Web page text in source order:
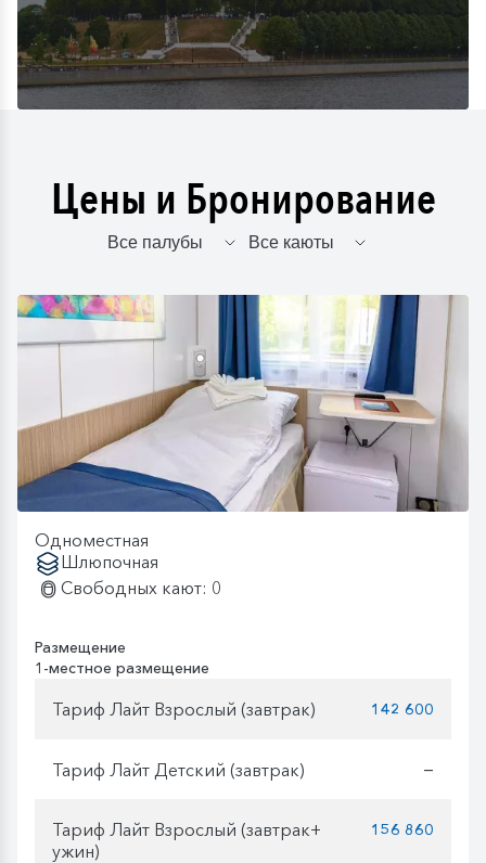
Цены и Бронирование
Одноместная
Шлюпочная
Свободных кают: 0
Размещение
1-местное размещение
Тариф Лайт Взрослый (завтрак) 142 600
Тариф Лайт Детский (завтрак) —
Тариф Лайт Взрослый (завтрак+
ужин)
156 860